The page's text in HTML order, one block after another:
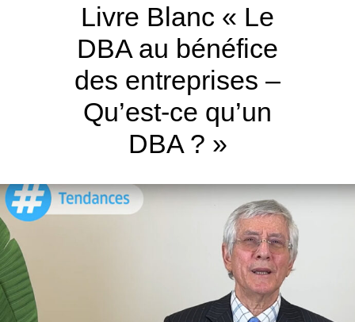
Livre Blanc « Le
DBA au bénéfice
des entreprises –
Qu’est-ce qu’un
DBA ? »